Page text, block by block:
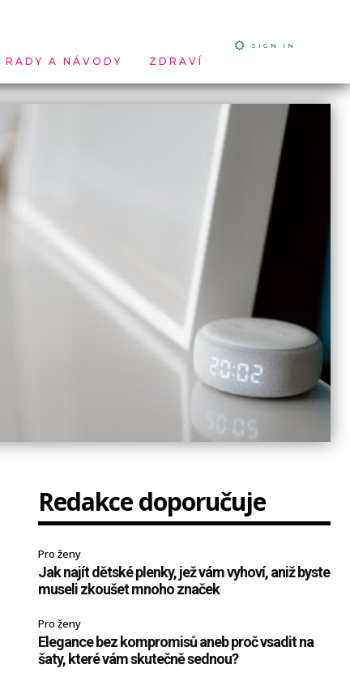
RADY A NÁVODY ZDRAVÍ
SIGN IN
Redakce doporučuje
Pro ženy
Jak najít dětské plenky, jež vám vyhoví, aniž byste
museli zkoušet mnoho značek
Pro ženy
Elegance bez kompromisů aneb proč vsadit na
šaty, které vám skutečně sednou?